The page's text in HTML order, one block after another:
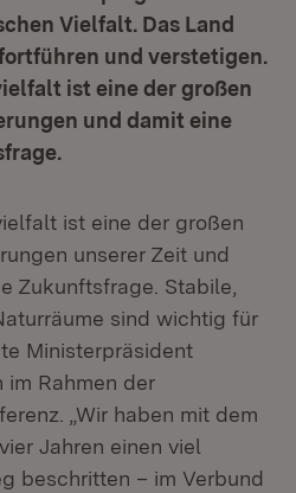
Vielfalt. Das Land
und verstetigen.
ist eine der großen
und damit eine
ist eine der großen
unserer Zeit und
Zukunftsfrage. Stabile,
sind wichtig für
Ministerpräsident
im Rahmen der
„Wir haben mit dem
Jahren einen viel
beschritten – im Verbund